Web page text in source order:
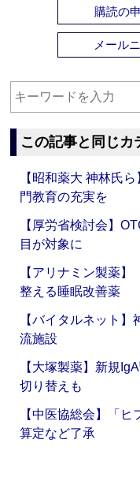
購読の
メール
この記事と同じカ
【昭和薬大 神林氏
門教育の充実を
【厚労省検討会】
目が対象に
【アリナミン製薬
整える睡眠改善薬
【バイタルネット
流施設
【大塚製薬】新規
切り替えも
【中医協総会】「
算定など了承